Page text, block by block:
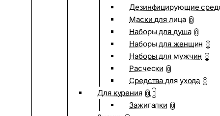
Дезинфицирующие
Маски для лица 0
Наборы для душа 0
Наборы для женщин 0
Наборы для мужчин 0
Расчески 0
Средства для ухода 0
Для курения 0
Зажигалки 0